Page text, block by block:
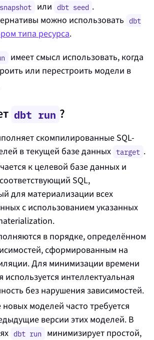
или dbt seed .
можно использовать dbt
типа ресурса.
имеет смысл использовать, когда
или перестроить модели в
dbt run ?
скомпилированные SQL-
в текущей базе данных target .
к целевой базе данных и
SQL,
для материализации всех
с использованием указанных
.
в порядке, определённом
сформированным на
Для минимизации времени
интеллектуальная
без нарушения зависимостей.
моделей часто требуется
версии этих моделей. В
dbt run минимизирует простой,